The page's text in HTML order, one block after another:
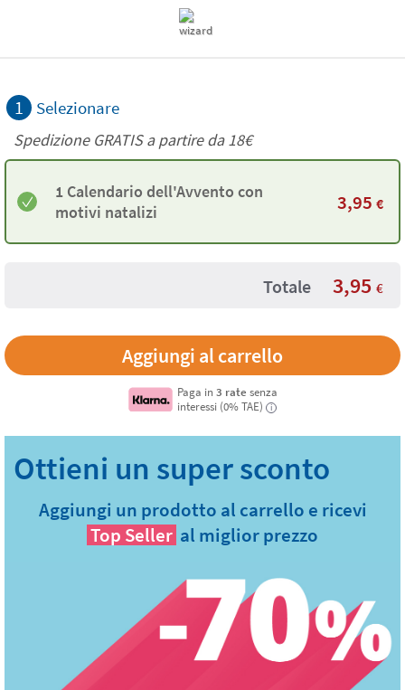
1 Selezionare
Spedizione GRATIS a partire da18€
1 Calendario dell'Avvento con
motivi natalizi
3,95 €
Totale 3,95 €
Paga in 3 rate senza
interessi (0% TAE)
i
Aggiungi un prodotto al carrello e ricevi
Top Seller al miglior prezzo